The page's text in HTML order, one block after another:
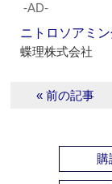
‐AD‐
ニトロソアミ
蝶理株式会社
« 前の記事
購